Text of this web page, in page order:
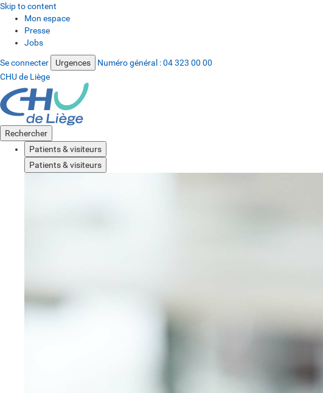
Skip to content
Mon espace
Presse
Jobs
Se connecter Urgences Numéro général :04 323 00 00
CHU de Liège
Rechercher
Patients & visiteurs
Patients & visiteurs